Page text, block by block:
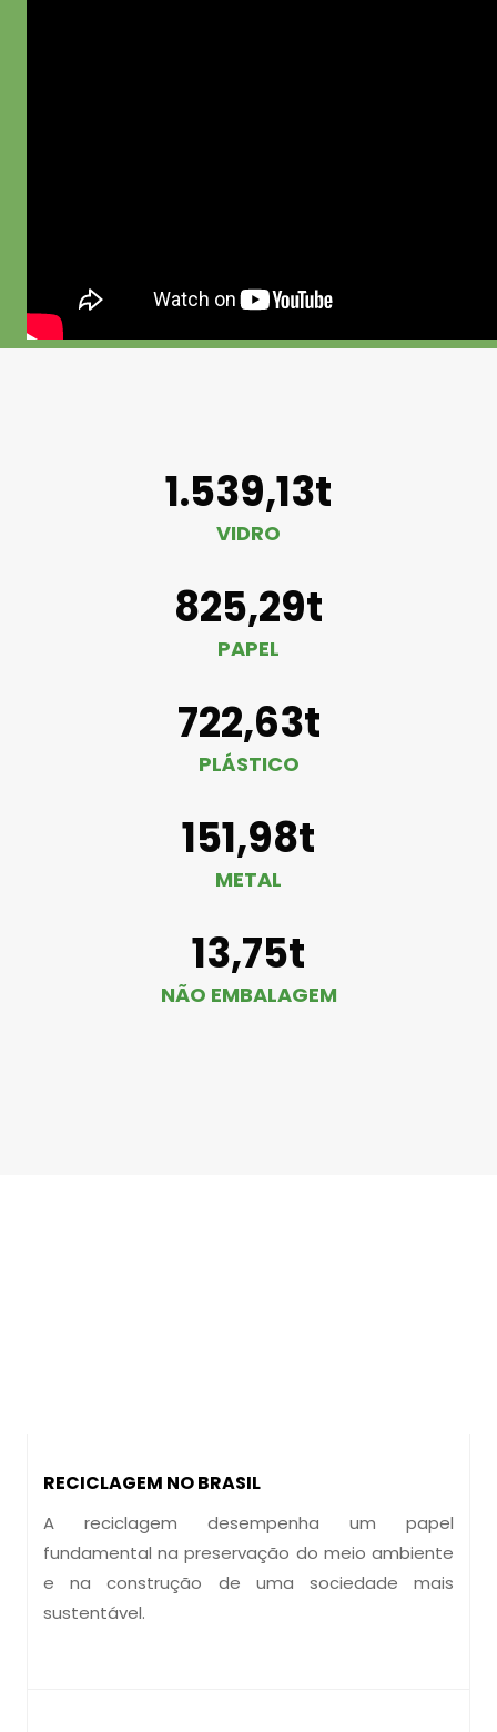
1.539,13t
VIDRO
825,29t
PAPEL
722,63t
PLÁSTICO
151,98t
METAL
13,75t
NÃO EMBALAGEM
RECICLAGEM NO BRASIL
A reciclagem desempenha um papel
fundamental na preservação do meio ambiente
e na construção de uma sociedade mais
sustentável.